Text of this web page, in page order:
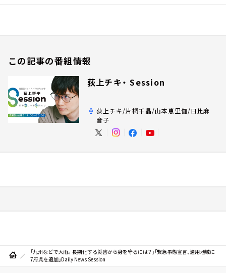
この記事の番組情報
荻上チキ・ Session
荻上チキ/片桐千晶/山本恵里伽/日比麻
音子
「九州などで大雨。長期化する災害から身を守るには？」「緊急事態宣言、適用地域に
7府県を追加」Daily News Session